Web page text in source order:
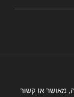
מאושר או קשור